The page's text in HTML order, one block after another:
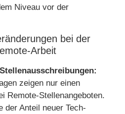
Niveau vor der
bei der
Arbeit
zeigen nur einen
Remote-Stellenangeboten.
der Anteil neuer Tech-